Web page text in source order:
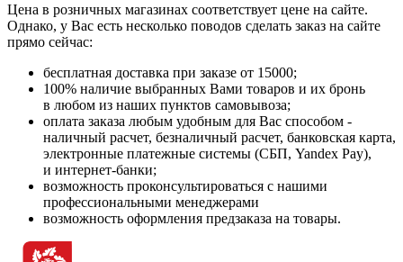
Цена в розничных магазинах соответствует цене на сайте.
Однако, у Вас есть несколько поводов сделать заказ на сайте
прямо сейчас:
бесплатная доставка при заказе от 15000;
100% наличие выбранных Вами товаров и их бронь
в любом из наших пунктов самовывоза;
оплата заказа любым удобным для Вас способом -
наличный расчет, безналичный расчет, банковская карта,
электронные платежные системы (СБП, Yandex Pay),
и интернет-банки;
возможность проконсультироваться с нашими
профессиональными менеджерами
возможность оформления предзаказа на товары.